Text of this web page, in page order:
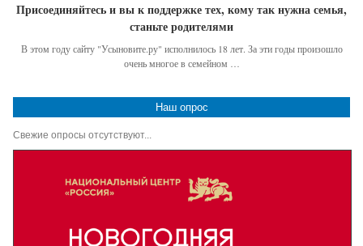
Присоединяйтесь и вы к поддержке тех, кому так нужна семья,
станьте родителями
В этом году сайту "Усыновите.ру" исполнилось 18 лет. За эти годы произошло
очень многое в семейном …
Наш опрос
Свежие опросы отсутствуют...